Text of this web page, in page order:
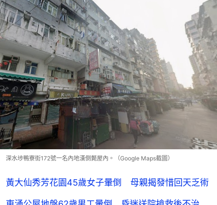
深水埗鴨寮街172號一名內地漢倒斃屋內。（Google Maps截圖）
黃大仙秀芳花園45歲女子暈倒 母親揭發惜回天乏術